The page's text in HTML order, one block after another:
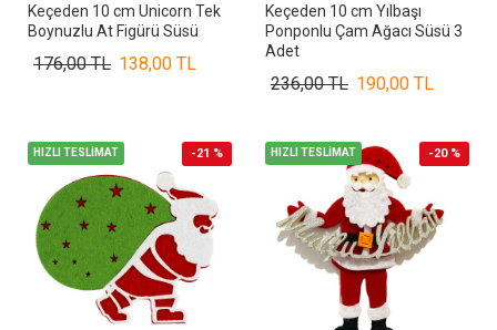
Keçeden 10 cm Unicorn Tek
Boynuzlu At Figürü Süsü
138,00 TL
176,00 TL
Keçeden 10 cm Yılbaşı
Ponponlu Çam Ağacı Süsü 3
Adet
190,00 TL
236,00 TL
HIZLI TESLİMAT -21 % HIZLI TESLİMAT -20 %